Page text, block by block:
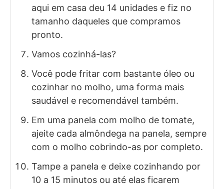
aqui em casa deu 14 unidades e fiz no
tamanho daqueles que compramos
pronto.
Vamos cozinhá-las?
Você pode fritar com bastante óleo ou
cozinhar no molho, uma forma mais
saudável e recomendável também.
Em uma panela com molho de tomate,
ajeite cada almôndega na panela, sempre
com o molho cobrindo-as por completo.
Tampe a panela e deixe cozinhando por
10 a 15 minutos ou até elas ficarem